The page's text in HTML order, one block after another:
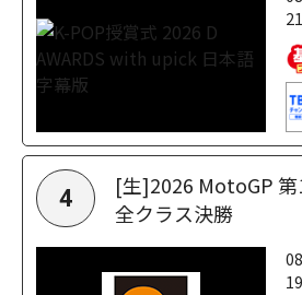
4
[生]2026 MotoGP
全クラス決勝